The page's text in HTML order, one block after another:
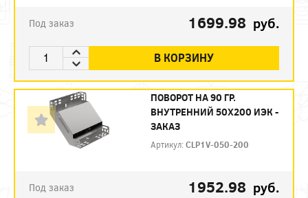
Под заказ 1699.98 руб.
В КОРЗИНУ
ПОВОРОТ НА 90 ГР.
ВНУТРЕННИЙ 50Х200 ИЭК -
ЗАКАЗ
Артикул:CLP1V-050-200
Под заказ 1952.98 руб.